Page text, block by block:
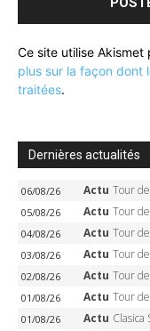
Ce site utilise Akismet
plus sur la façon dont
traitées.
Dernières actualités
06/08/26 Actu Tour de France
05/08/26 Actu Tour de France
04/08/26 Actu Tour de France
03/08/26 Actu Tour de France
02/08/26 Actu Tour de France
01/08/26 Actu Tour de France
01/08/26 Actu Clasica San